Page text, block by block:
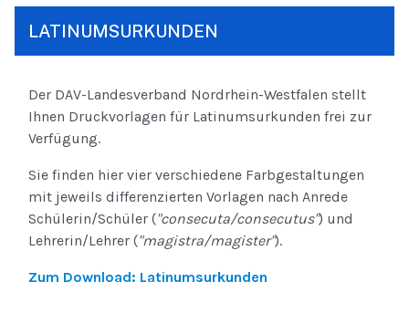
LATINUMSURKUNDEN
Der DAV-Landesverband Nordrhein-Westfalen stellt
Ihnen Druckvorlagen für Latinumsurkunden frei zur
Verfügung.
Sie finden hier vier verschiedene Farbgestaltungen
mit jeweils differenzierten Vorlagen nach Anrede
Schülerin/Schüler ("consecuta/consecutus") und
Lehrerin/Lehrer ("magistra/magister").
Zum Download: Latinumsurkunden